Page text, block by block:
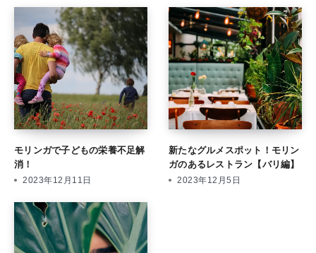
モリンガで子どもの栄養不足解
消！
2023年12月11日
新たなグルメスポット！モリン
ガのあるレストラン【バリ編】
2023年12月5日